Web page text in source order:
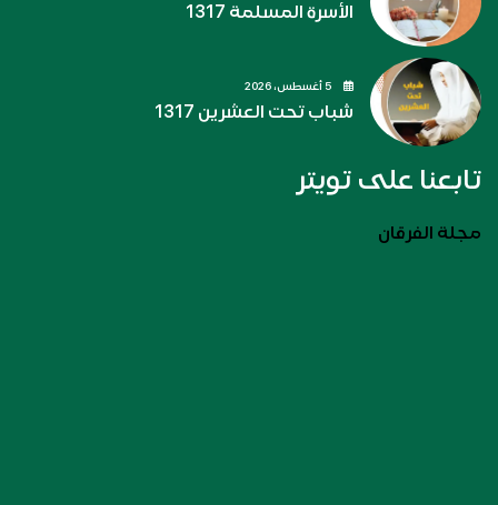
الأسرة المسلمة 1317
شباب تحت العشرين 1317
تابعنا على تويتر
مجلة الفرقان